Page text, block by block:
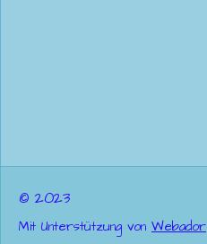
© 2023
Mit Unterstützung von Webador